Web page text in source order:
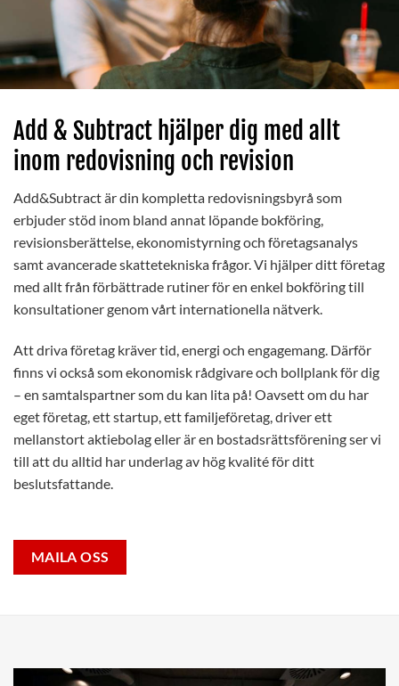
Add & Subtract hjälper dig med allt
inom redovisning och revision
Add&Subtract är din kompletta redovisningsbyrå som
erbjuder stöd inom bland annat löpande bokföring,
revisionsberättelse, ekonomistyrning och företagsanalys
samt avancerade skattetekniska frågor. Vi hjälper ditt företag
med allt från förbättrade rutiner för en enkel bokföring till
konsultationer genom vårt internationella nätverk.
Att driva företag kräver tid, energi och engagemang. Därför
finns vi också som ekonomisk rådgivare och bollplank för dig
– en samtalspartner som du kan lita på! Oavsett om du har
eget företag, ett startup, ett familjeföretag, driver ett
mellanstort aktiebolag eller är en bostadsrättsförening ser vi
till att du alltid har underlag av hög kvalité för ditt
beslutsfattande.
MAILA OSS